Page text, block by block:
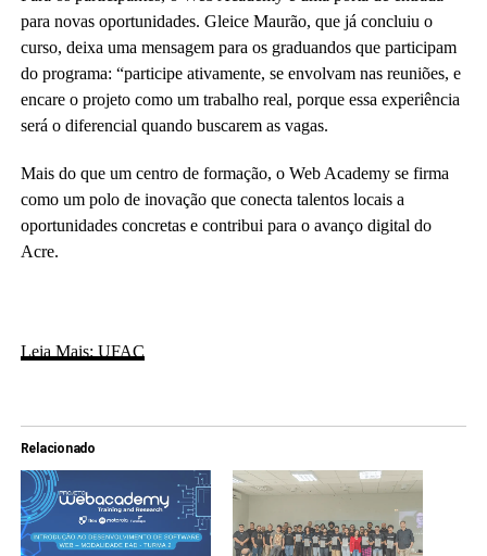
para novas oportunidades. Gleice Maurão, que já concluiu o
curso, deixa uma mensagem para os graduandos que participam
do programa: “participe ativamente, se envolvam nas reuniões, e
encare o projeto como um trabalho real, porque essa experiência
será o diferencial quando buscarem as vagas.
Mais do que um centro de formação, o Web Academy se firma
como um polo de inovação que conecta talentos locais a
oportunidades concretas e contribui para o avanço digital do
Acre.
Leia Mais: UFAC
Relacionado